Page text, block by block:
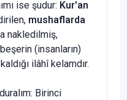
ise şu­dur: Kur'an
mushaflarda
nakledil­miş,
(insanların)
ilâhî kelamdır.
Birinci